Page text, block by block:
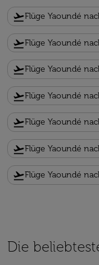
flight_takeoffFlüge Yaoundé
flight_takeoffFlüge Yaoundé
flight_takeoffFlüge Yaoundé
flight_takeoffFlüge Yaoundé
flight_takeoffFlüge Yaoundé
flight_takeoffFlüge Yaoundé
flight_takeoffFlüge Yaoundé
Die